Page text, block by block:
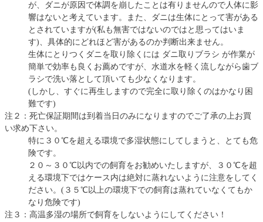
が、ダニが原因で体調を崩したことは有りませんので人体に影
響はないと考えています。また、ダニは生体にとって害がある
とされていますが(私も無害ではないのではと思ってはいま
す)、具体的にどれほど害があるのか判断出来ません。
生体にとりつくダニを取り除くには ダニ取りブラシ が作業が
簡単で効率も良くお薦めですが、水道水を軽く流しながら歯ブ
ラシで洗い落として頂いても少なくなります。
(しかし、すぐに再生しますので完全に取り除くのはかなり困
難です)
注２：死亡保証期間は到着当日のみになりますのでご了承の上お買
い求め下さい。
特に３０℃を超える環境で多湿状態にしてしまうと、とても危
険です。
２０～３０℃以内での飼育をお勧めいたしますが、３０℃を超
える環境下ではケース内は絶対に蒸れないように注意をしてく
ださい。(３５℃以上の環境下での飼育は蒸れていなくてもか
なり危険です)
注３：高温多湿の場所で飼育をしないようにしてください！